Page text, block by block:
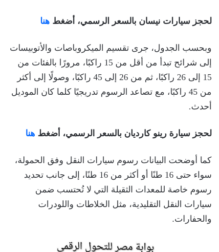
لحجز سيارات نيسان بالسعر الرسمي، أضغط هنا
وبحسب الجدول، جرى تقسيم الميكروباصات والأتوبيسات
إلى شرائح تبدأ من أقل من 15 راكبًا، مرورًا بالفئات من
15 إلى 26 راكبًا، ثم من 26 إلى 45 راكبًا، وصولًا إلى أكثر
من 45 راكبًا، مع تصاعد الرسوم تدريجيًا كلما كان الموديل
أحدث.
لحجز سيارة رينو كارديان بالسعر الرسمي، أضغط هنا
كما أوضحت البيانات رسوم سيارات النقل وفق الحمولة،
سواء حتى 16 طنًا أو أكثر من 16 طنًا، إلى جانب تحديد
رسوم خاصة للمعدات الثقيلة التي لا تُحتسب ضمن
سيارات النقل التقليدية، مثل الخلاطات واللودرات
والحفارات.